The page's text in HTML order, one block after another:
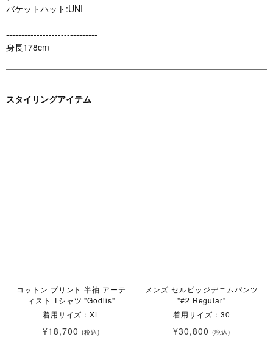
バケットハット:UNI
------------------------------
身長178cm
スタイリングアイテム
コットン プリント 半袖 アーテ
ィスト Tシャツ "Godlis"
着用サイズ：XL
¥18,700 (税込)
メンズ セルビッジデニムパンツ
"#2 Regular"
着用サイズ：30
¥30,800 (税込)